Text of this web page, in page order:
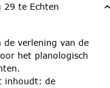
29 te Echten
verlening van de
het planologisch
inhoudt: de